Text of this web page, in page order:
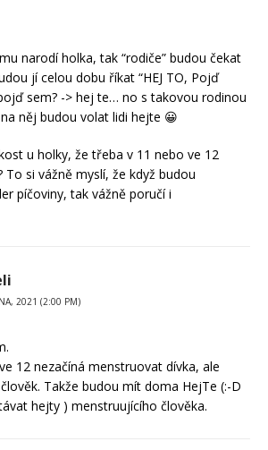
narodí holka, tak “rodiče” budou čekat
jí celou dobu říkat “HEJ TO, Pojď
sem? -> hej te… no s takovou rodinou
něj budou volat lidi hejte 😀
u holky, že třeba v 11 nebo ve 12
To si vážně myslí, že když budou
píčoviny, tak vážně poručí i
2021 (2:00 PM)
12 nezačíná menstruovat dívka, ale
Takže budou mít doma HejTe (:-D
hejty ) menstruujícího člověka.